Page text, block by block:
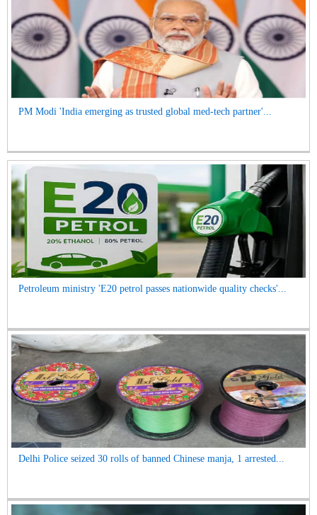
PM Modi 'India emerging as trusted global med-tech partner'...
Petroleum ministry 'E20 petrol passes nationwide quality checks'...
Delhi Police seized 30 rolls of banned Chinese manja, 1 arrested...